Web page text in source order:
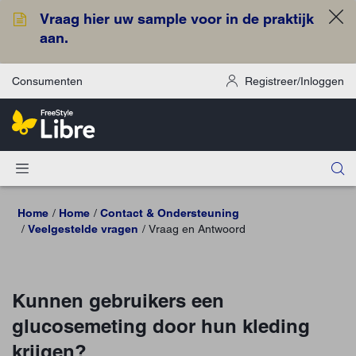
Vraag hier uw sample voor in de praktijk
aan.
Consumenten Registreer/Inloggen
Home Home
Contact & Ondersteuning
Veelgestelde vragen
Vraag en Antwoord
Kunnen gebruikers een
glucosemeting door hun kleding
krijgen?